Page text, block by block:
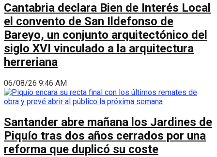
Cantabria declara Bien de Interés Local
el convento de San Ildefonso de
Bareyo, un conjunto arquitectónico del
siglo XVI vinculado a la arquitectura
herreriana
06/08/26 9:46 AM
Santander abre mañana los Jardines de
Piquío tras dos años cerrados por una
reforma que duplicó su coste